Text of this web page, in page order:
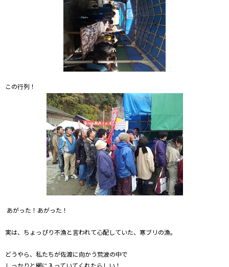
この行列！
あがった！あがった！
実は、ちょっぴり不漁と言われて心配していた、寒ブリの漁。
どうやら、私たちが佐渡に向かう荒波の中で
しっかりと網に入っていてくれたらしい！